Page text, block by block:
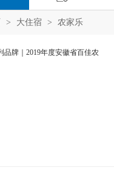
> 大住宿 > 农家乐